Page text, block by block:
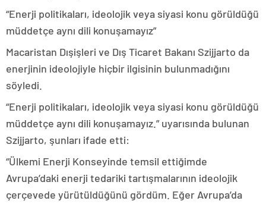
“Enerji politikaları, ideolojik veya siyasi konu görüldüğü
müddetçe aynı dili konuşamayız”
Macaristan Dışişleri ve Dış Ticaret Bakanı Szijjarto da
enerjinin ideolojiyle hiçbir ilgisinin bulunmadığını
söyledi.
“Enerji politikaları, ideolojik veya siyasi konu görüldüğü
müddetçe aynı dili konuşamayız.” uyarısında bulunan
Szijjarto, şunları ifade etti:
“Ülkemi Enerji Konseyinde temsil ettiğimde
Avrupa’daki enerji tedariki tartışmalarının ideolojik
çerçevede yürütüldüğünü gördüm. Eğer Avrupa’da